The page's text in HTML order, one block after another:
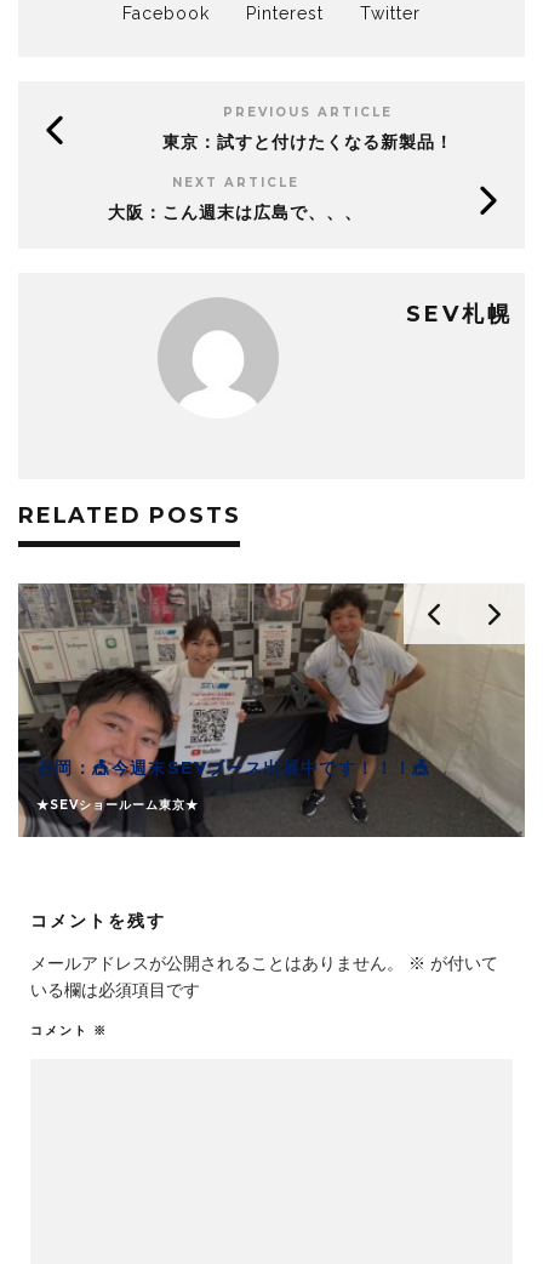
Facebook Pinterest Twitter
PREVIOUS ARTICLE
東京：試すと付けたくなる新製品！
NEXT ARTICLE
大阪：こん週末は広島で、、、
SEV札幌
RELATED POSTS
石岡：🎪今週末SEVブース出展中です！！！🎪
★SEVショールーム東京★
コメントを残す
メールアドレスが公開されることはありません。 ※ が付いて
いる欄は必須項目です
コメント ※